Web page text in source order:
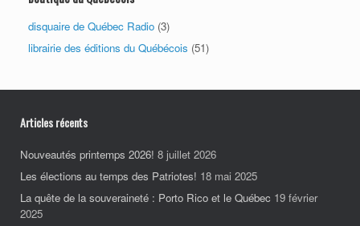
disquaire de Québec Radio (3)
librairie des éditions du Québécois (51)
Articles récents
Nouveautés printemps 2026! 8 juillet 2026
Les élections au temps des Patriotes! 18 mai 2025
La quête de la souveraineté : Porto Rico et le Québec 19 février
2025